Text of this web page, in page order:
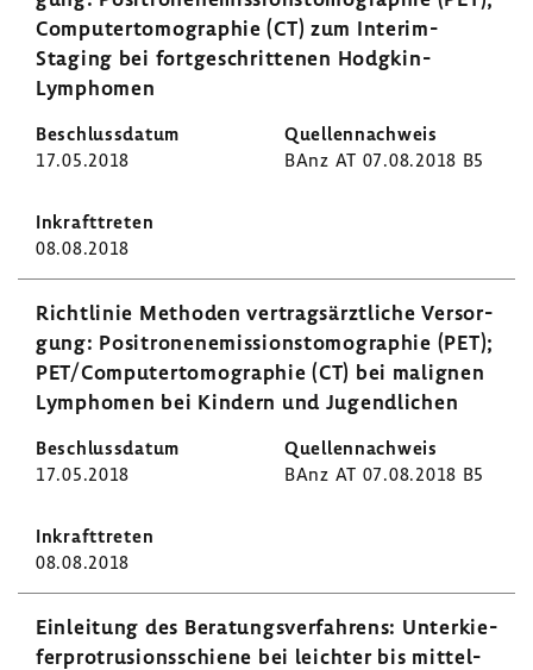
Compu­ter­to­mo­gra­phie (CT) zum Interim-​
Staging bei fort­ge­schrit­tenen Hodgkin-​
Lymphomen
17.05.2018 BAnz AT 07.08.2018 B5
08.08.2018
Richt­linie Methoden vertrags­ärzt­liche Versor­
gung: Posi­tro­nen­emis­si­ons­to­mo­gra­phie (PET);
PET/Compu­ter­to­mo­gra­phie (CT) bei mali­gnen
Lymphomen bei Kindern und Jugend­li­chen
17.05.2018 BAnz AT 07.08.2018 B5
08.08.2018
Einlei­tung des Bera­tungs­ver­fah­rens: Unter­kie­
fer­pro­tru­si­ons­schiene bei leichter bis mittel­